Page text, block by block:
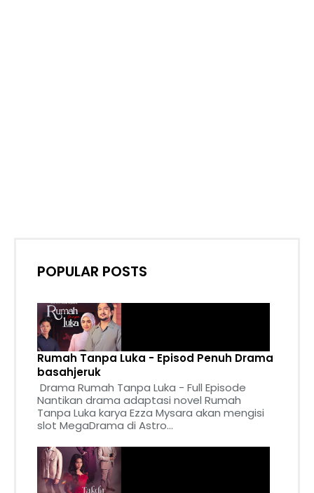
POPULAR POSTS
Rumah Tanpa Luka - Episod Penuh Drama
basahjeruk
Drama Rumah Tanpa Luka - Full Episode
Nantikan drama adaptasi novel Rumah
Tanpa Luka karya Ezza Mysara akan mengisi
slot MegaDrama di Astro...